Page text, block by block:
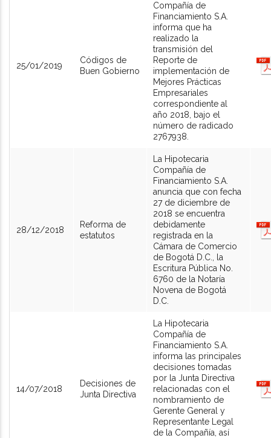
25/01/2019
Códigos de
Buen Gobierno
Compañía de
Financiamiento S.A.
informa que ha
realizado la
transmisión del
Reporte de
implementación de
Mejores Prácticas
Empresariales
correspondiente al
año 2018, bajo el
número de radicado
2767938.
28/12/2018
Reforma de
estatutos
La Hipotecaria
Compañía de
Financiamiento S.A.
anuncia que con fecha
27 de diciembre de
2018 se encuentra
debidamente
registrada en la
Cámara de Comercio
de Bogotá D.C., la
Escritura Pública No.
6760 de la Notaría
Novena de Bogotá
D.C.
14/07/2018
Decisiones de
Junta Directiva
La Hipotecaria
Compañía de
Financiamiento S.A.
informa las principales
decisiones tomadas
por la Junta Directiva
relacionadas con el
nombramiento de
Gerente General y
Representante Legal
de la Compañía, así